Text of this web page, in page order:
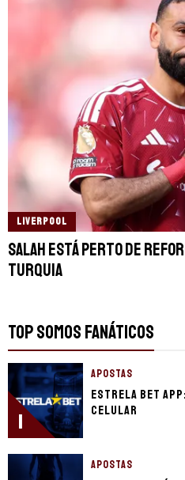
LIVERPOOL
Salah está perto de
Turquia
TOP SOMOS FANÁTICOS
1
APOSTAS
Estrela Bet
celular
APOSTAS